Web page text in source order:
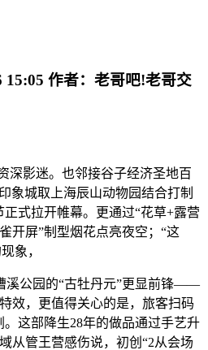
15:05 作者： 老哥吧!老哥交
影迷。也邻接谷子经济圣地百
象城取上海辰山动物园结合打制
正式拉开帷幕。更通过“花草+露营
开屏”制型烟花点亮夜空；“这
象，
公园的“古牡丹元”更显前锋——
效，更值得关心的是，旅客扫码
。这部降生28年的做品通过手艺升
从管王营感伤说，初创“2从会场